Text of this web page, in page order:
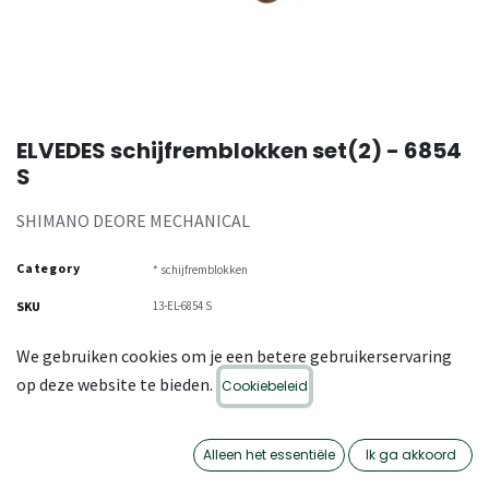
ELVEDES schijfremblokken set(2) - 6854
S
SHIMANO DEORE MECHANICAL
Category * schijfremblokken
SKU 13-EL-6854 S
We gebruiken cookies om je een betere gebruikerservaring
op deze website te bieden. Cookiebeleid
Alleen het essentiële Ik ga akkoord